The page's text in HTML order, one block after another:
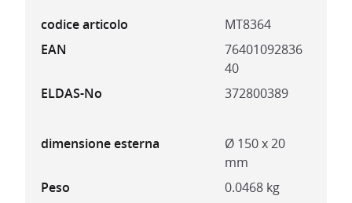
codice articolo
MT8364
EAN
76401092836
40
ELDAS-No
372800389
dimensione esterna
Ø 150 x 20
mm
Peso
0.0468 kg